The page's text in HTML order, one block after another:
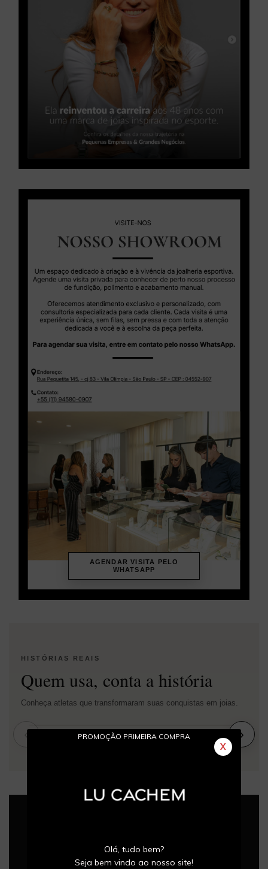
PROMOÇÃO PRIMEIRA COMPRA
X
Olá, tudo bem?
Seja bem vindo ao nosso site!
AGENDAR VISITA PELO
WHATSAPP
HISTÓRIAS REAIS
Quem usa, conta a história
Conheça atletas que transformaram suas conquistas em joias.
‹ ›
Conquistas Eternizadas